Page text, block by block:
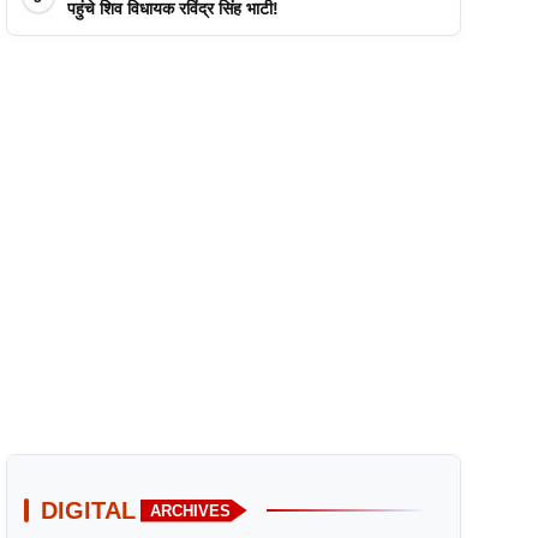
पहुंचे शिव विधायक रविंद्र सिंह भाटी!
DIGITAL ARCHIVES